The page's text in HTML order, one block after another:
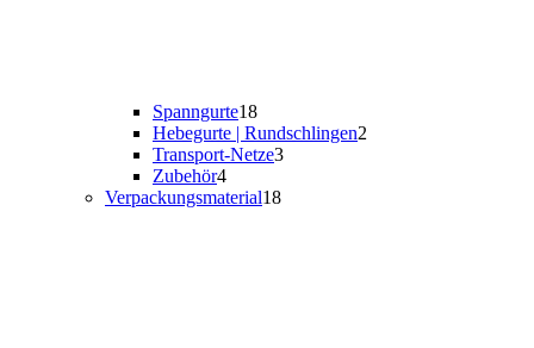
Spanngurte18
Hebegurte | Rundschlingen2
Transport-Netze3
Zubehör4
Verpackungs­material18